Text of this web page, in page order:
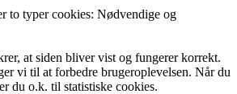
to typer cookies: Nødvendige og
at siden bliver vist og fungerer korrekt.
vi til at forbedre brugeroplevelsen. Når du
du o.k. til statistiske cookies.